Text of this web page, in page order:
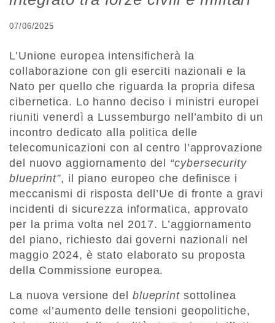
07/06/2025
L’Unione europea intensificherà la
collaborazione con gli eserciti nazionali e la
Nato per quello che riguarda la propria difesa
cibernetica. Lo hanno deciso i ministri europei
riuniti venerdì a Lussemburgo nell’ambito di un
incontro dedicato alla politica delle
telecomunicazioni con al centro l’approvazione
del nuovo aggiornamento del “cybersecurity
blueprint”, il piano europeo che definisce i
meccanismi di risposta dell’Ue di fronte a gravi
incidenti di sicurezza informatica, approvato
per la prima volta nel 2017. L’aggiornamento
del piano, richiesto dai governi nazionali nel
maggio 2024, è stato elaborato su proposta
della Commissione europea.
La nuova versione del blueprintsottolinea
come «l’aumento delle tensioni geopolitiche,